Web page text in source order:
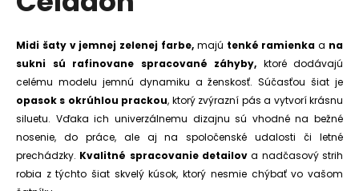
z
hviezdičiek.
Midi šaty v jemnej zelenej farbe, majú tenké ramienka a na
sukni sú rafinovane spracované záhyby, ktoré dodávajú
celému modelu jemnú dynamiku a ženskosť. Súčasťou šiat je
opasok s okrúhlou prackou, ktorý zvýrazní pás a vytvorí krásnu
siluetu. Vďaka ich univerzálnemu dizajnu sú vhodné na bežné
nosenie, do práce, ale aj na spoločenské udalosti či letné
prechádzky. Kvalitné spracovanie detailov a nadčasový strih
robia z týchto šiat skvelý kúsok, ktorý nesmie chýbať vo vašom
m
e
KOŠEĽOVÉ
ŠATY
ABSTRACT
€20,90